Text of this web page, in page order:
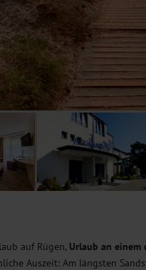
auf Rügen, Urlaub an einem
Auszeit: Am längsten
Angebot und unsere
können wir
optimieren. Wir nutzen
der auf unsere Website
. Sie können Ihre
werden genutzt, um